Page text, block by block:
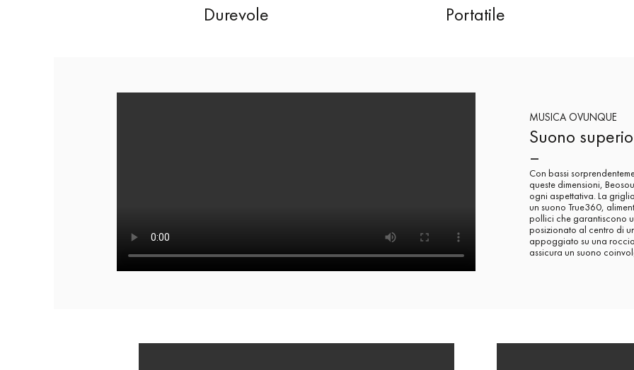
Durevole Portatile
MUSICA OVUNQUE
Suono
–
Con bassi
queste dimensioni,
ogni aspettativa. La
un suono True360,
pollici che garantiscono
posizionato al centro di
appoggiato su una
assicura un suono